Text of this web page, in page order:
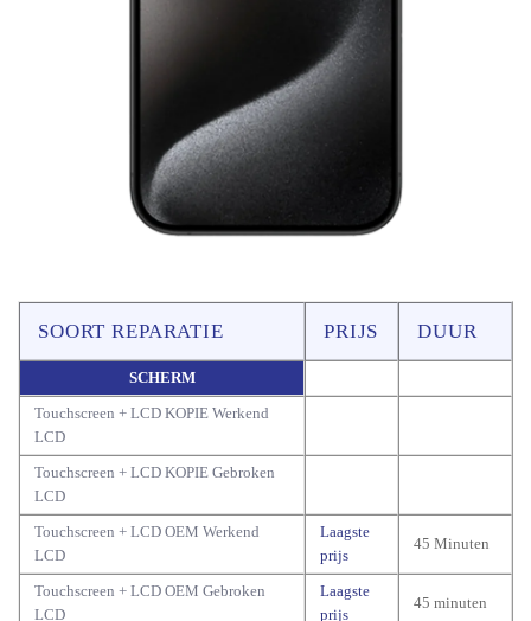
SOORT REPARATIE PRIJS DUUR
SCHERM
Touchscreen + LCD KOPIE Werkend
LCD
Touchscreen + LCD KOPIE Gebroken
LCD
Touchscreen + LCD OEM Werkend
LCD
Laagste
prijs
45 Minuten
Touchscreen + LCD OEM Gebroken
LCD
Laagste
prijs
45 minuten